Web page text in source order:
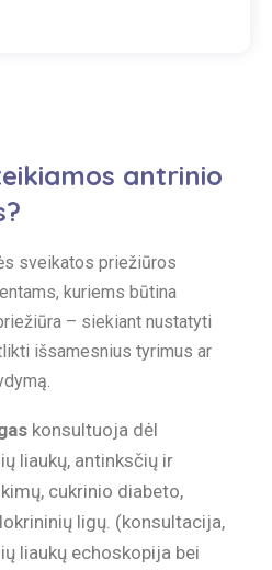
antrinio
sveikatos priežiūros
kuriems būtina
– siekiant nustatyti
išsamesnius tyrimus ar
konsultuoja dėl
liaukų, antinksčių ir
cukrinio diabeto,
ligų. (konsultacija,
liaukų echoskopija bei